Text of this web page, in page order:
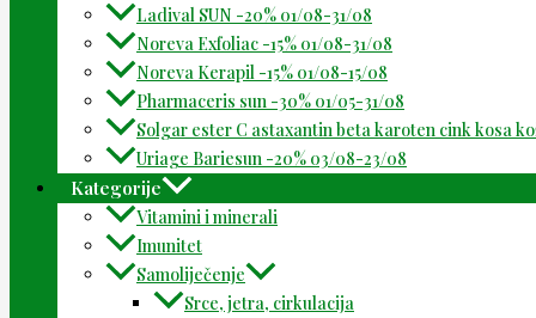
Ladival SUN -20% 01/08-31/08
Noreva Exfoliac -15% 01/08-31/08
Noreva Kerapil -15% 01/08-15/08
Pharmaceris sun -30% 01/05-31/08
Solgar ester C astaxantin beta karoten cink kosa
Uriage Bariesun -20% 03/08-23/08
Kategorije
Vitamini i minerali
Imunitet
Samoliječenje
Srce, jetra, cirkulacija